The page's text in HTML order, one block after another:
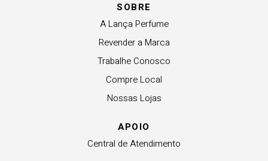
SOBRE
A Lança Perfume
Revender a Marca
Trabalhe Conosco
Compre Local
Nossas Lojas
APOIO
Central de Atendimento